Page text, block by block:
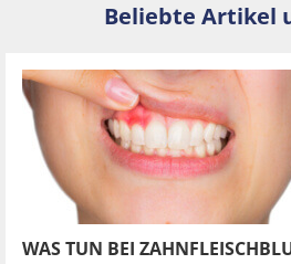
Beliebte Artikel
WAS TUN BEI